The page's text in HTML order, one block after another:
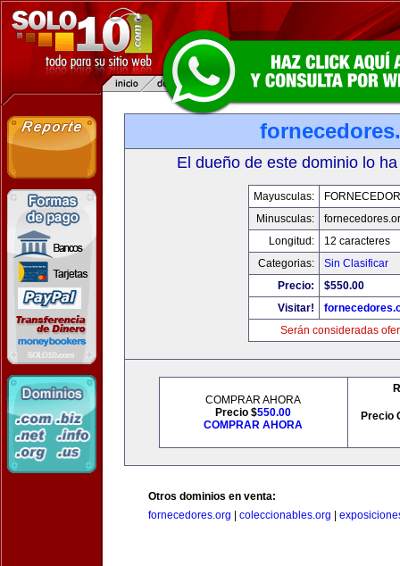
El dueño de este dominio lo
Mayusculas:
Minusculas:
Longitud:
12 caracteres
Categorias:
Sin Clasificar
Precio:
$550.00
Visitar!
Serán consideradas
COMPRAR AHORA
Precio $550.00
COMPRAR AHORA
Precio
Otros dominios en venta:
fornecedores.org
coleccionables.org